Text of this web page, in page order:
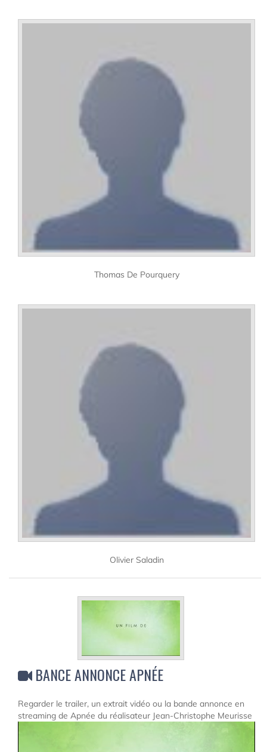
Thomas De Pourquery
Olivier Saladin
BANCE ANNONCE APNÉE
Regarder le trailer, un extrait vidéo ou la bande annonce en
streaming de Apnée du réalisateur Jean-Christophe Meurisse